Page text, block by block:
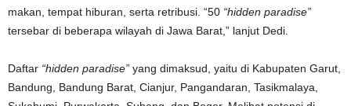
makan, tempat hiburan, serta retribusi. “50 “hidden paradise”
tersebar di beberapa wilayah di Jawa Barat,” lanjut Dedi.
Daftar “hidden paradise” yang dimaksud, yaitu di Kabupaten Garut,
Bandung, Bandung Barat, Cianjur, Pangandaran, Tasikmalaya,